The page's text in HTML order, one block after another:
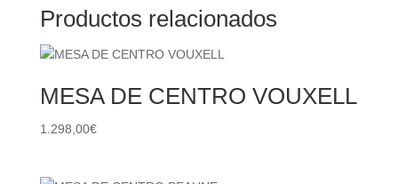
Productos relacionados
MESA DE CENTRO VOUXELL
1.298,00€